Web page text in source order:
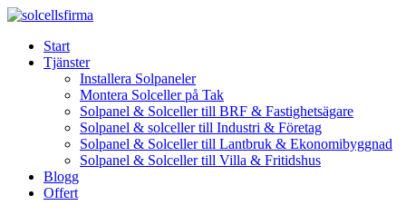
Skip
contentStart
Tjänster
Installera Solpaneler
Montera Solceller på Tak
Solpanel & Solceller till BRF & Fastighetsägare
Solpanel & solceller till Industri & Företag
Solpanel & Solceller till Lantbruk & Ekonomibyggnad
Solpanel & Solceller till Villa & Fritidshus
Blogg
Offert